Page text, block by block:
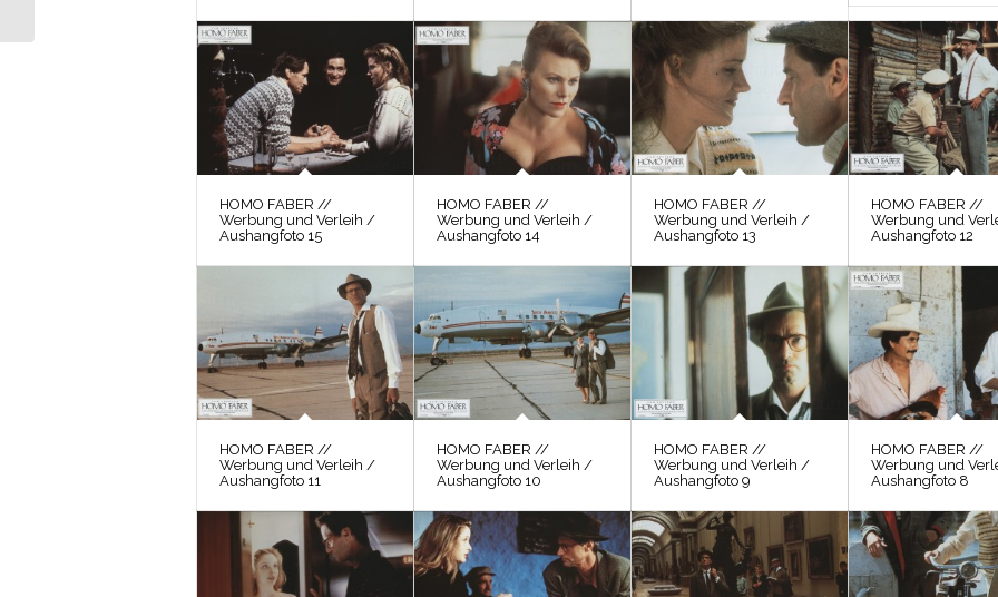
HOMO FABER //
Werbung und Verleih /
Aushangfoto 15
HOMO FABER //
Werbung und Verleih /
Aushangfoto 14
HOMO FABER //
Werbung und Verleih /
Aushangfoto 13
HOMO FABER //
Werbung und
Aushangfoto 12
HOMO FABER //
Werbung und Verleih /
Aushangfoto 11
HOMO FABER //
Werbung und Verleih /
Aushangfoto 10
HOMO FABER //
Werbung und Verleih /
Aushangfoto 9
HOMO FABER //
Werbung und
Aushangfoto 8